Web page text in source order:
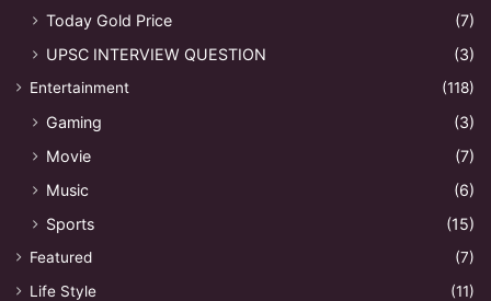
Today Gold Price
(7)
UPSC INTERVIEW QUESTION
(3)
Entertainment (118)
Gaming
(3)
Movie
(7)
Music
(6)
Sports
(15)
Featured
(7)
Life Style
(11)